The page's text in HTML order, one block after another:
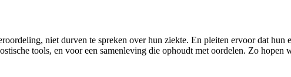
niet durven te spreken over hun ziekte. En pleiten ervoor dat hun
tools, en voor een samenleving die ophoudt met oordelen. Zo hopen